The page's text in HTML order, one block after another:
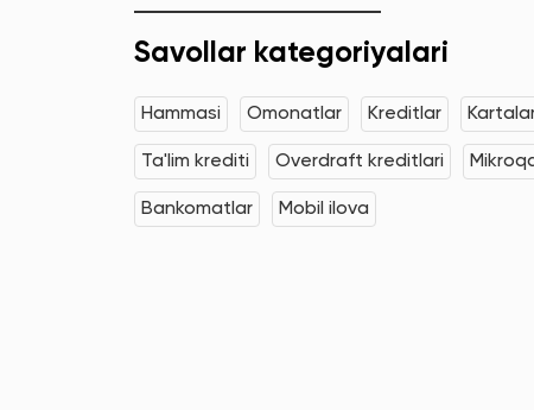
Savollar kategoriyalari
Hammasi Omonatlar Kreditlar
Ta'lim krediti Overdraft kreditlari
Bankomatlar Mobil ilova